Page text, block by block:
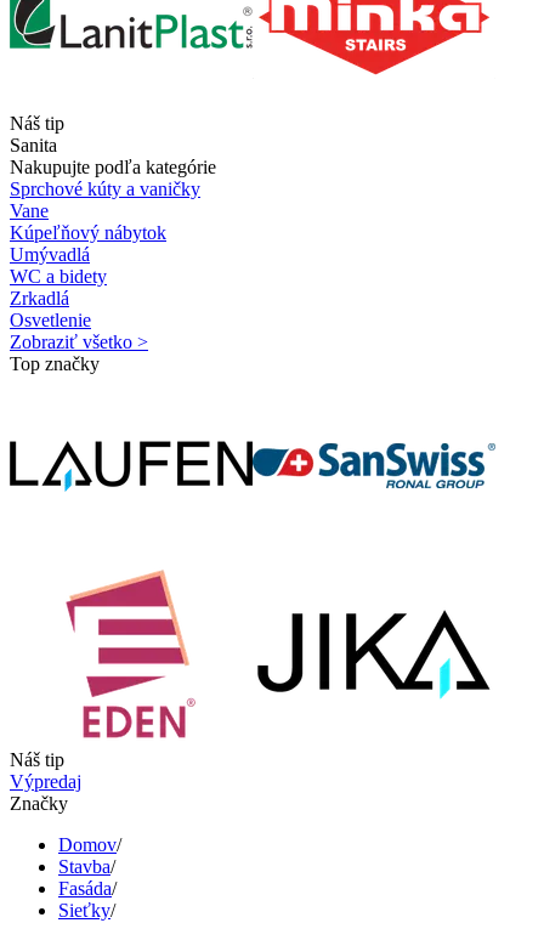
Náš tip
Sanita
Nakupujte podľa kategórie
Sprchové kúty a vaničky
Vane
Kúpeľňový nábytok
Umývadlá
WC a bidety
Zrkadlá
Osvetlenie
Zobraziť všetko >
Top značky
Náš tip
Výpredaj
Značky
Domov/
Stavba/
Fasáda/
Sieťky/